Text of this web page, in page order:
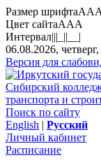
Размер шрифтаAAA
Цвет сайтаAAA
Интервал|||_||__|
06.08.2026,
Версия для
Сибирский
транспорта и
Поиск по сайту
English | Русский
Личный кабинет
Расписание